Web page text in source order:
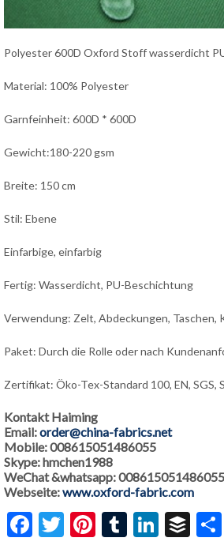
Polyester 600D Oxford Stoff wasserdicht
Material: 100% Polyester
Garnfeinheit: 600D * 600D
Gewicht:180-220 gsm
Breite: 150 cm
Stil: Ebene
Einfarbige, einfarbig
Fertig: Wasserdicht, PU-Beschichtung
Verwendung: Zelt, Abdeckungen, Taschen,
Paket: Durch die Rolle oder nach
Zertifikat: Öko-Tex-Standard 100, EN, SGS,
Kontakt Haiming
Email:order@china-fabrics.net
Mobile: 008615051486055
Skype: hmchen1988
WeChat &whatsapp: 008615051486055
Webseite:www.oxford-fabric.com
Facebook
Twitter
Pinterest
Tumblr